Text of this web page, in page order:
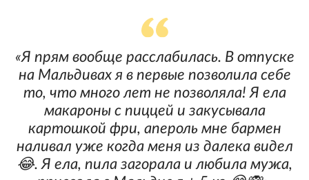
«Я прям вообще расслабилась. В отпуске
на Мальдивах я в первые позволила себе
то, что много лет не позволяла! Я ела
макароны с пиццей и закусывала
картошкой фри, апероль мне бармен
наливал уже когда меня из далека видел
😂. Я ела, пила загорала и любила мужа,